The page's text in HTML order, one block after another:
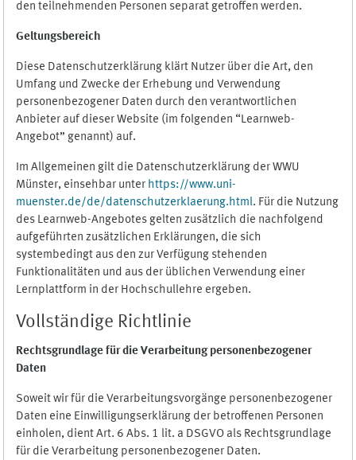
den teilnehmenden Personen separat getroffen werden.
Geltungsbereich
Diese Datenschutzerklärung klärt Nutzer über die Art, den
Umfang und Zwecke der Erhebung und Verwendung
personenbezogener Daten durch den verantwortlichen
Anbieter auf dieser Website (im folgenden “Learnweb-
Angebot” genannt) auf.
Im Allgemeinen gilt die Datenschutzerklärung der WWU
Münster, einsehbar unter https://www.uni-
muenster.de/de/datenschutzerklaerung.html. Für die Nutzung
des Learnweb-Angebotes gelten zusätzlich die nachfolgend
aufgeführten zusätzlichen Erklärungen, die sich
systembedingt aus den zur Verfügung stehenden
Funktionalitäten und aus der üblichen Verwendung einer
Lernplattform in der Hochschullehre ergeben.
Vollständige Richtlinie
Rechtsgrundlage für die Verarbeitung personenbezogener
Daten
Soweit wir für die Verarbeitungsvorgänge personenbezogener
Daten eine Einwilligungserklärung der betroffenen Personen
einholen, dient Art. 6 Abs. 1 lit. a DSGVO als Rechtsgrundlage
für die Verarbeitung personenbezogener Daten.